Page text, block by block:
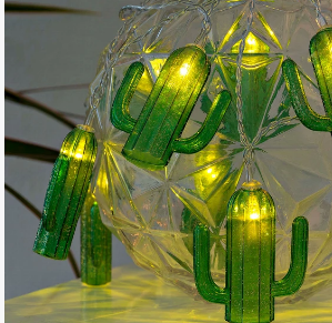
van
afbeeldingen-
gallerij